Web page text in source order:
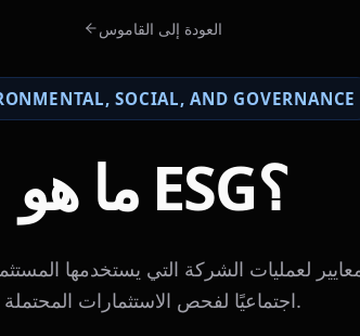
العودة إلى القاموس
SOCIAL, AND GOVERNANCE
ما هو ESG؟
اجتماعيًا لفحص الاستثمارات المحتملة.